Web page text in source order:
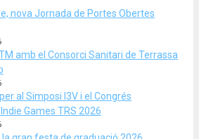
nova Jornada de Portes Obertes
amb el Consorci Sanitari de Terrassa
al Simposi I3V i el Congrés
Games TRS 2026